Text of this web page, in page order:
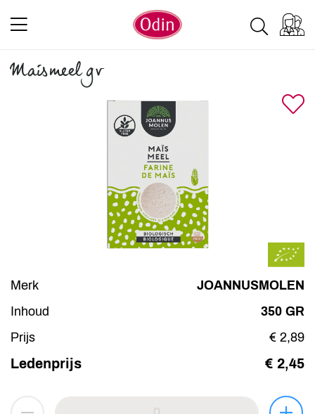
Maismeel gv
Merk
JOANNUSMOLEN
Inhoud
350 GR
Prijs
€ 2,89
Ledenprijs € 2,45